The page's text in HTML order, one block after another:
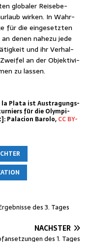
glo­ba­ler Rei­se­be­
wir­ken. In Wahr­
für die ein­ge­setz­ten
denen nahe­zu jede
und ihr Ver­hal­
an der Objek­ti­vi­
zu lassen.
la Pla­ta ist Aus­tra­gungs­
für die Olym­pi­
Pala­ci­on Baro­lo, CC BY-
des 3. Tages
NÄCHSTER
des 1. Tages